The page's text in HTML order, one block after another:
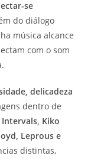
se
do diálogo
música alcance
com o som
delicadeza
dentro de
Kiko
Leprous e
distintas,